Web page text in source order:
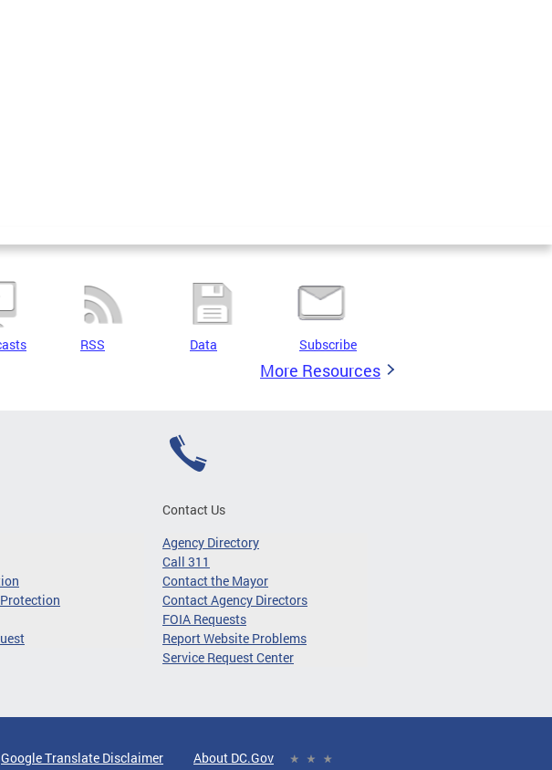
RSS Data Subscribe
More Resources
Contact Us
Agency Directory
Call 311
Contact the Mayor
Contact Agency Directors
FOIA Requests
Report Website Problems
Service Request Center
Google Translate Disclaimer About DC.Gov